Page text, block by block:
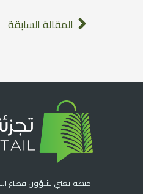
المقالة السابقة
منصة تعني بشؤون قطاع